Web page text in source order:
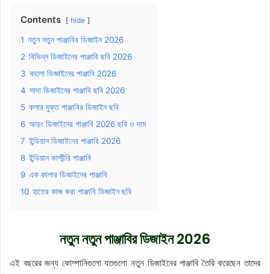
Contents hide
1 নতুন নতুন পাঞ্জাবির ডিজাইন 2026
2 বিভিন্ন ডিজাইনের পাঞ্জাবি ছবি 2026
3 কালো ডিজাইনের পাঞ্জাবি 2026
4 সাদা ডিজাইনের পাঞ্জাবি ছবি 2026
5 কলার যুক্ত পাঞ্জাবির ডিজাইন ছবি
6 আড়ং ডিজাইনের পাঞ্জাবি 2026 ছবি ও দাম
7 ইন্ডিয়ান ডিজাইনের পাঞ্জাবি 2026
8 ইন্ডিয়ান কাশ্মীরি পাঞ্জাবি
9 এক কালার ডিজাইনের পাঞ্জাবি
10 হাতের কাজ করা পাঞ্জাবি ডিজাইন ছবি
নতুন নতুন পাঞ্জাবির ডিজাইন 2026
এই বছরের জন্য কোম্পানিগুলো যতগুলো নতুন ডিজাইনের পাঞ্জাবি তৈরি করেছেন তাদের